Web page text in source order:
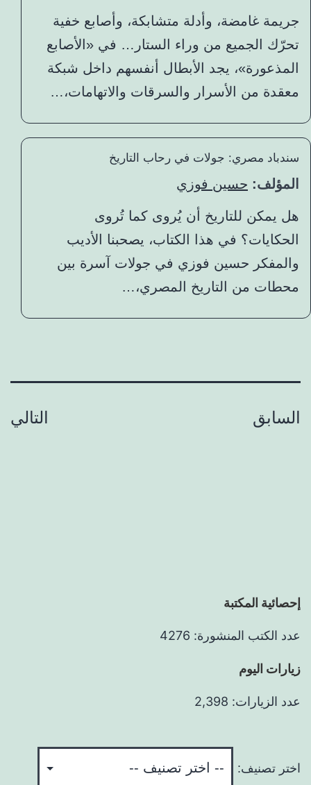
جريمة غامضة، وأدلة متشابكة، وأصابع خفية
تحرّك الجميع من وراء الستار… في «الأصابع
المذعورة»، يجد الأبطال أنفسهم داخل شبكة
معقدة من الأسرار والسرقات والاتهامات،…
سندباد مصري: جولات في رحاب التاريخ
المؤلف: حسين فوزي
هل يمكن للتاريخ أن يُروى كما تُروى
الحكايات؟ في هذا الكتاب، يصحبنا الأديب
والمفكر حسين فوزي في جولات آسرة بين
محطات من التاريخ المصري،…
ترقيم الصفحات
السابق التالي
إحصائية المكتبة
عدد الكتب المنشورة: 4276
زيارات اليوم
عدد الزيارات: 2,398
اختر تصنيف: